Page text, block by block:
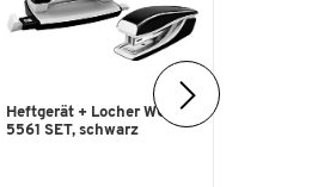
Heftgerät + Locher WOW
5561 SET, schwarz